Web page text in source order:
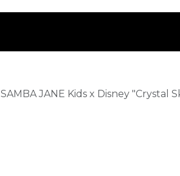
SAMBA JANE Kids x Disney "Crystal